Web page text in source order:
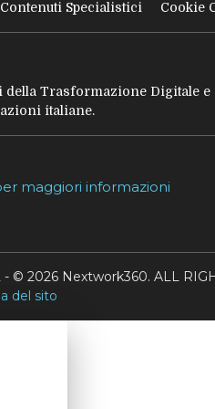
Specialistici Cookie
Trasformazione Digitale
italiane.
maggiori informazioni
© 2026 Nextwork360. ALL
del sito